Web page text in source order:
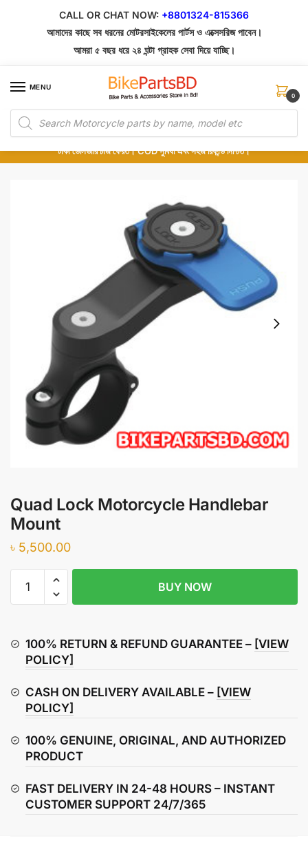
CALL OR CHAT NOW: +8801324-815366
আমাদের কাছে সব ধরনের মোটরসাইকেলের পার্টস ও এক্সেসরিজ পাবেন।
আমরা ৫ বছর ধরে ২৪ ঘন্টা গ্রাহক সেবা দিয়ে যাচ্ছি।
MENU
Products
search
0
১০০% অরিজিনাল পার্টস – শোরুম থেকে সরাসরি সংগ্রহ এবং শুধুমাত্র কুরিয়ার সার্ভিসে ডেলিভারি।
অর্ডার করার পর পার্টের ছবি দেখুন। পছন্দ হলে Cash on Delivery দিন, না হলে ৫ মিনিটে ১৯৯
টাকা ডেলিভারি চার্জ ফেরত। COD সুবিধা এবং সহজ রিফান্ড নিশ্চিত।
Quad Lock Motorcycle Handlebar
Mount
৳ 5,500.00
Lock
Mount
quantity
BUY NOW
100% RETURN & REFUND GUARANTEE – [VIEW
POLICY]
CASH ON DELIVERY AVAILABLE – [VIEW
POLICY]
100% GENUINE, ORIGINAL, AND AUTHORIZED
PRODUCT
FAST DELIVERY IN 24-48 HOURS – INSTANT
CUSTOMER SUPPORT 24/7/365